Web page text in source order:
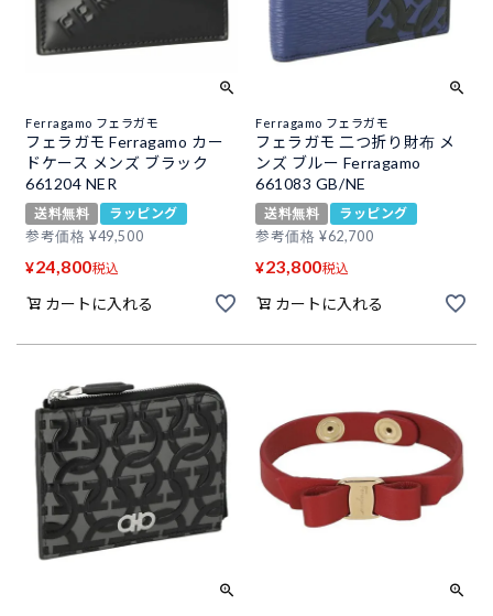
Ferragamo フェラガモ
フェラガモ Ferragamo カー
ドケース メンズ ブラック
661204 NER
送料無料
ラッピング
参考価格 ¥49,500
¥24,800税込
カートに入れる
Ferragamo フェラガモ
フェラガモ 二つ折り財布 メ
ンズ ブルー Ferragamo
661083 GB/NE
送料無料
ラッピング
参考価格 ¥62,700
¥23,800税込
カートに入れる